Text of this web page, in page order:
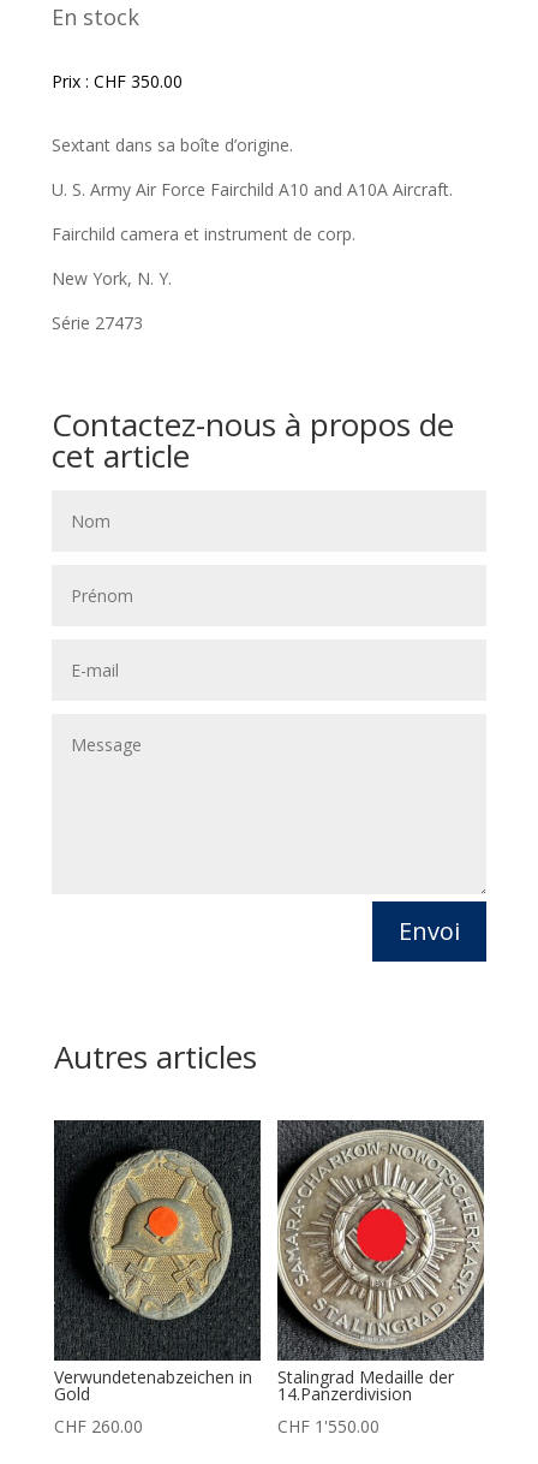
En stock
Prix : CHF350.00
Sextant dans sa boîte d’origine.
U. S. Army Air Force Fairchild A10 and A10A Aircraft.
Fairchild camera et instrument de corp.
New York, N. Y.
Série 27473
Contactez-nous à propos de
cet article
Envoi
Autres articles
Verwundetenabzeichen in
Gold
CHF260.00
Stalingrad Medaille der
14.Panzerdivision
CHF 1'550.00